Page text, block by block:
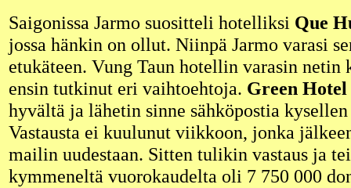
Saigonissa Jarmo suositteli hotelliksi Que
jossa hänkin on ollut. Niinpä Jarmo varasi
etukäteen. Vung Taun hotellin varasin netin
ensin tutkinut eri vaihtoehtoja. Green Hotel
hyvältä ja lähetin sinne sähköpostia
Vastausta ei kuulunut viikkoon, jonka
mailin uudestaan. Sitten tulikin vastaus ja
kymmeneltä vuorokaudelta oli 7 750 000